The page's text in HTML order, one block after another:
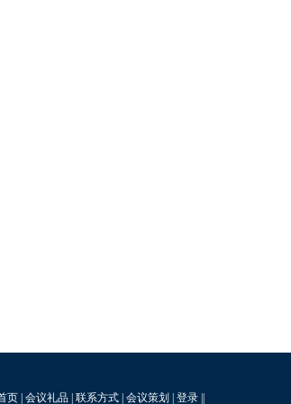
页| 会议礼品| 联系方式| 会议策划 登录||